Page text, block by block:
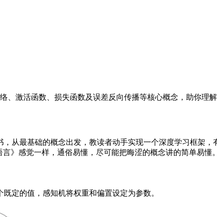
、激活函数、损失函数及误差反向传播等核心概念，助你理
从最基础的概念出发，教读者动手实现一个深度学习框架
》感觉一样，通俗易懂，尽可能把晦涩的概念讲的简单易懂
定的值，感知机将权重和偏置设定为参数。